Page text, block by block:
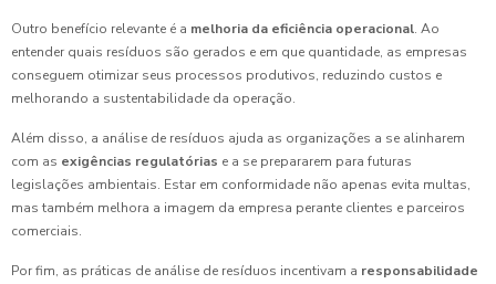
Outro benefício relevante é a melhoria da eficiência operacional. Ao
entender quais resíduos são gerados e em que quantidade, as empresas
conseguem otimizar seus processos produtivos, reduzindo custos e
melhorando a sustentabilidade da operação.
Além disso, a análise de resíduos ajuda as organizações a se alinharem
com as exigências regulatórias e a se prepararem para futuras
legislações ambientais. Estar em conformidade não apenas evita multas,
mas também melhora a imagem da empresa perante clientes e parceiros
comerciais.
Por fim, as práticas de análise de resíduos incentivam a responsabilidade